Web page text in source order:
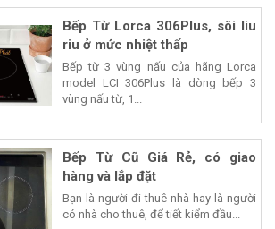
Bếp Từ Lorca 306Plus, sôi liu
riu ở mức nhiệt thấp
Bếp từ 3 vùng nấu của hãng Lorca
model LCI 306Plus là dòng bếp 3
vùng nấu từ, 1...
Bếp Từ Cũ Giá Rẻ, có giao
hàng và lắp đặt
Bạn là người đi thuê nhà hay là người
có nhà cho thuê, để tiết kiểm đầu...